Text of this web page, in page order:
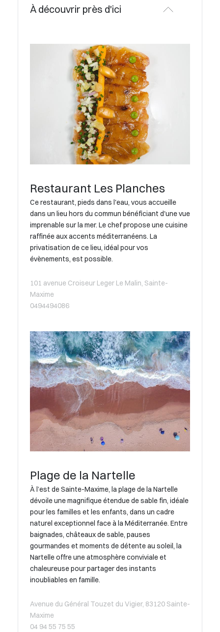
À découvrir près d'ici
Restaurant Les Planches
Ce restaurant, pieds dans l'eau, vous accueille
dans un lieu hors du commun bénéficiant d'une vue
imprenable sur la mer. Le chef propose une cuisine
raffinée aux accents méditerranéens. La
privatisation de ce lieu, idéal pour vos
évènements, est possible.
101 avenue Croiseur Leger Le Malin, Sainte-
Maxime
0494494086
Plage de la Nartelle
À l’est de Sainte-Maxime, la plage de la Nartelle
dévoile une magnifique étendue de sable fin, idéale
pour les familles et les enfants, dans un cadre
naturel exceptionnel face à la Méditerranée. Entre
baignades, châteaux de sable, pauses
gourmandes et moments de détente au soleil, la
Nartelle offre une atmosphère conviviale et
chaleureuse pour partager des instants
inoubliables en famille.
Avenue du Général Touzet du Vigier, 83120 Sainte-
Maxime
04 94 55 75 55